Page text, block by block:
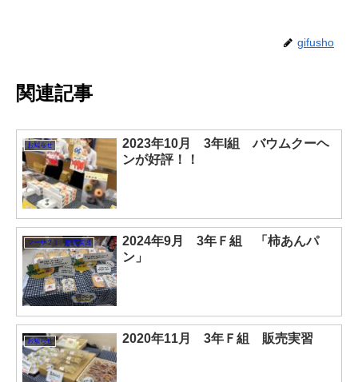
gifusho
関連記事
お知らせ
2023年10月 3年I組 バウムクーヘ
ンが好評！！
マーサ２１ 販売実習
2024年9月 3年Ｆ組 「柿あんパ
ン」
お知らせ 2020年11月 3年Ｆ組 販売実習